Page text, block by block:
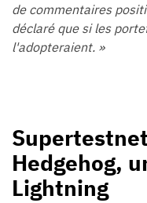
de commentaires
déclaré que si les
l'adopteraient. »
Hedgehog,
Lightning